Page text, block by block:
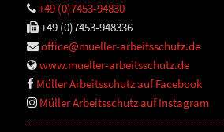
+49 (0)7453-94830
+49 (0)7453-948336
office@mueller-arbeitsschutz.de
www.mueller-arbeitsschutz.de
Müller Arbeitsschutz auf Facebook
Müller Arbeitsschutz auf Instagram